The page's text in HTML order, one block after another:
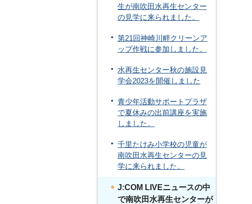
生が南吹田水再生センター
の見学に来られました。
第21回神崎川畔クリーンア
ップ作戦に参加しました。
水再生センター秋の施設見
学会2023を開催しました
青少年活動サポートプラザ
で夏休みの出前講座を実施
しました。
千里たけみ小学校の児童が
南吹田水再生センターの見
学に来られました。
J:COM LIVEニュースの中
で南吹田水再生センターが